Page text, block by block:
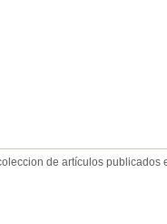
de artículos publicados